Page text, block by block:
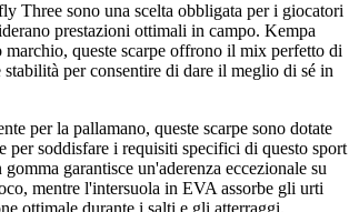
Three sono una scelta obbligata per i giocatori
prestazioni ottimali in campo. Kempa
marchio, queste scarpe offrono il mix perfetto di
per consentire di dare il meglio di sé in
per la pallamano, queste scarpe sono dotate
per soddisfare i requisiti specifici di questo sport
garantisce un'aderenza eccezionale su
mentre l'intersuola in EVA assorbe gli urti